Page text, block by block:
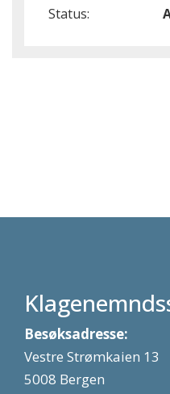
Status:
Besøksadresse:
Vestre Strømkaien 13
5008 Bergen